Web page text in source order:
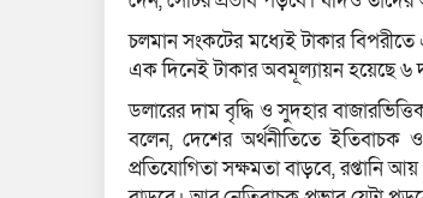
চলমান সংকটের মধ্যেই টাকার
এক দিনেই টাকার অবমূল্যায়ন হয়েছে ৬
ডলারের দাম বৃদ্ধি ও সুদহার
বলেন, দেশের অর্থনীতিতে
প্রতিযোগিতা সক্ষমতা বাড়বে, রপ্তানি